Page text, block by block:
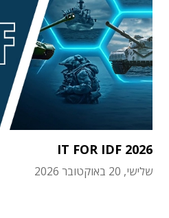
IT FOR IDF 2026
שלישי, 20 באוקטובר 2026